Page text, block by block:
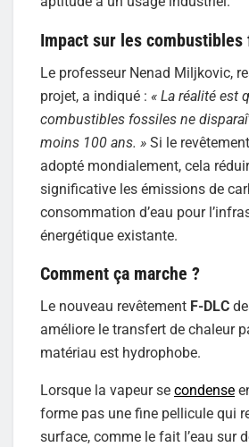
Impact sur les
Le professeur Nenad Miljkovic,
projet, a indiqué : « La réalité est
combustibles fossiles ne
moins 100 ans. » Si le revêtement
adopté mondialement, cela
significative les émissions de
consommation d’eau pour
énergétique existante.
Comment ça marche ?
Le nouveau revêtement F-DLC
améliore le transfert de chaleur
matériau est hydrophobe.
Lorsque la vapeur se condense
forme pas une fine pellicule qui
surface, comme le fait l’eau sur